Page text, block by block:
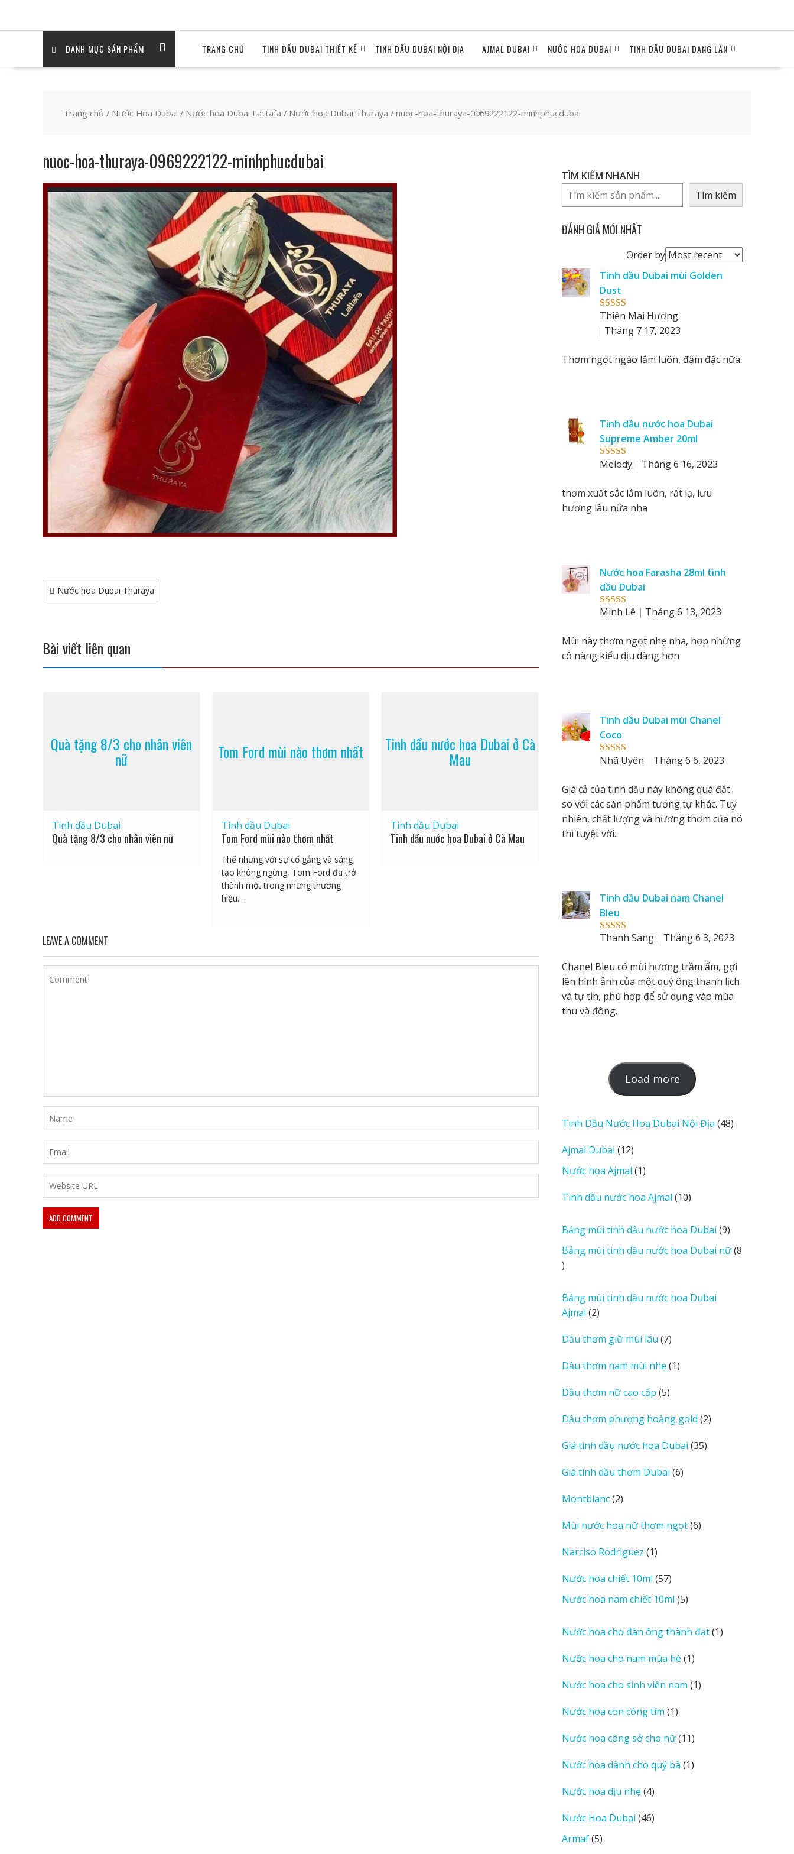
DANH MỤC SẢN PHẨM TRANG CHỦ TINH DẦU DUBAI THIẾT KẾ TINH DẦU DUBAI NỘI ĐỊA AJMAL DUBAI NƯỚC HOA DUBAI TINH DẦU DUBAI DẠNG LĂN
Trang chủ / Nước Hoa Dubai / Nước hoa Dubai Lattafa / Nước hoa Dubai Thuraya / nuoc-hoa-thuraya-0969222122-minhphucdubai
nuoc-hoa-thuraya-0969222122-minhphucdubai
Điều
hướng
Nước hoa Dubai Thuraya
Bài viết liên quan
Quà tặng 8/3 cho nhân viên
nữ
Tinh dầu Dubai
Quà tặng 8/3 cho nhân viên nữ
Tom Ford mùi nào thơm nhất
Tinh dầu Dubai
Tom Ford mùi nào thơm nhất
Thế nhưng với sự cố gắng và sáng
tạo không ngừng, Tom Ford đã trở
thành một trong những thương
hiệu...
Tinh dầu nước hoa Dubai ở Cà
Mau
Tinh dầu Dubai
Tinh dầu nước hoa Dubai ở Cà Mau
LEAVE A COMMENT
TÌM KIẾM NHANH
Tìm kiếm
ĐÁNH GIÁ MỚI NHẤT
Order byOrder
reviews
by
Rated5 out
of 5
Tinh dầu Dubai mùi Golden
Dust
Thiên Mai Hương
Tháng 7 17, 2023
Thơm ngọt ngào lắm luôn, đậm đặc nữa
Rated5out
Tinh dầu nước hoa Dubai
Supreme Amber 20ml
Melody
Tháng 6 16, 2023
thơm xuất sắc lắm luôn, rất lạ, lưu
hương lâu nữa nha
Rated 5out
Nước hoa Farasha 28ml tinh
dầu Dubai
Minh Lê
Tháng 6 13, 2023
Mùi này thơm ngọt nhẹ nha, hợp những
cô nàng kiểu dịu dàng hơn
Rated5out
Tinh dầu Dubai mùi Chanel
Coco
Nhã Uyên
Tháng 6 6, 2023
Giá cả của tinh dầu này không quá đắt
so với các sản phẩm tương tự khác. Tuy
nhiên, chất lượng và hương thơm của nó
thì tuyệt vời.
Rated5 out
Tinh dầu Dubai nam Chanel
Bleu
Thanh Sang
Tháng 6 3, 2023
Chanel Bleu có mùi hương trầm ấm, gợi
lên hình ảnh của một quý ông thanh lịch
và tự tin, phù hợp để sử dụng vào mùa
thu và đông.
Load moreL
o
d
r
v
e
Tinh Dầu Nước Hoa Dubai Nội Địa 4848
Ajmal Dubai 1212
sản
phẩm
Nước hoa Ajmal 11
phẩm
Tinh dầu nước hoa Ajmal 1010
phẩm
Bảng mùi tinh dầu nước hoa Dubai 99
sản
phẩm
Bảng mùi tinh dầu nước hoa Dubai nữ 8
8
phẩm
Bảng mùi tinh dầu nước hoa Dubai
Ajmal 22
phẩm
Dầu thơm giữ mùi lâu 77
phẩm
Dầu thơm nam mùi nhẹ 11
Dầu thơm nữ cao cấp 55
phẩm
Dầu thơm phượng hoàng gold 22
Giá tinh dầu nước hoa Dubai 3535
Giá tinh dầu thơm Dubai 66
Montblanc 22
phẩm
Mùi nước hoa nữ thơm ngọt 66
Narciso Rodriguez 11
phẩm
Nước hoa chiết 10ml 5757
sản
phẩm
Nước hoa nam chiết 10ml 55
phẩm
Nước hoa cho đàn ông thành đạt 11
Nước hoa cho nam mùa hè 11
phẩm
Nước hoa cho sinh viên nam 11
Nước hoa con công tím 11
phẩm
Nước hoa công sở cho nữ 1111
phẩm
Nước hoa dành cho quý bà 11
Nước hoa dịu nhẹ 44
phẩm
Nước Hoa Dubai 4646
Armaf 55